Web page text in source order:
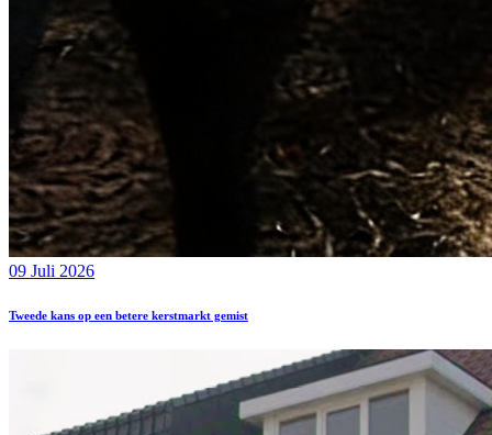
09 Juli 2026
Tweede kans op een betere kerstmarkt gemist